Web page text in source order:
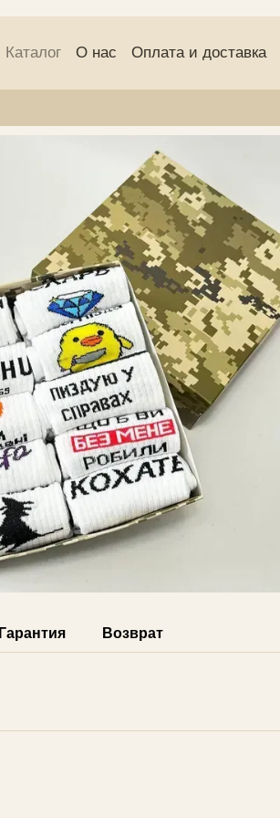
Каталог О нас Оплата и доставка
Гарантия Возврат